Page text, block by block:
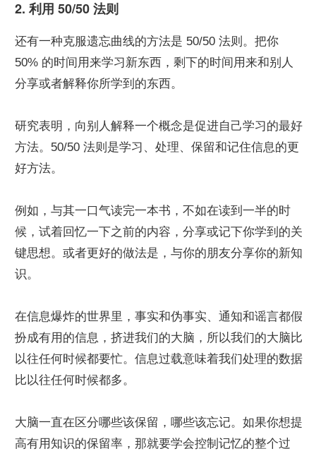
2. 利用 50/50 法则
还有一种克服遗忘曲线的方法是 50/50 法则。把你
50% 的时间用来学习新东西，剩下的时间用来和别人
分享或者解释你所学到的东西。
研究表明，向别人解释一个概念是促进自己学习的最好
方法。50/50 法则是学习、处理、保留和记住信息的更
好方法。
例如，与其一口气读完一本书，不如在读到一半的时
候，试着回忆一下之前的内容，分享或记下你学到的关
键思想。或者更好的做法是，与你的朋友分享你的新知
识。
在信息爆炸的世界里，事实和伪事实、通知和谣言都假
扮成有用的信息，挤进我们的大脑，所以我们的大脑比
以往任何时候都要忙。信息过载意味着我们处理的数据
比以往任何时候都多。
大脑一直在区分哪些该保留，哪些该忘记。如果你想提
高有用知识的保留率，那就要学会控制记忆的整个过